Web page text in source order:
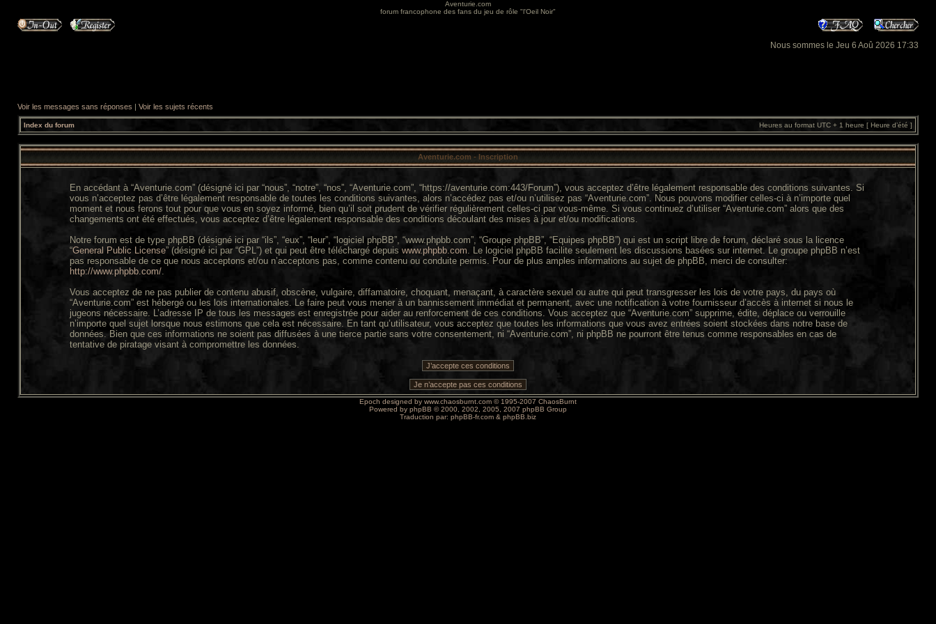
Aventurie.com
forum francophone des fans du jeu de rôle "l'Oeil Noir"
Nous sommes le Jeu 6 Aoû 2026 17:33
Voir les messages sans réponses | Voir les sujets récents
Index du forum Heures au format UTC + 1 heure [ Heure d’été ]
Aventurie.com - Inscription
En accédant à “Aventurie.com” (désigné ici par “nous”, “notre”, “nos”, “Aventurie.com”, “https://aventurie.com:443/Forum”), vous acceptez d’être légalement responsable des conditions suivantes. Si
vous n’acceptez pas d’être légalement responsable de toutes les conditions suivantes, alors n’accédez pas et/ou n’utilisez pas “Aventurie.com”. Nous pouvons modifier celles-ci à n’importe quel
moment et nous ferons tout pour que vous en soyez informé, bien qu’il soit prudent de vérifier régulièrement celles-ci par vous-même. Si vous continuez d’utiliser “Aventurie.com” alors que des
changements ont été effectués, vous acceptez d’être légalement responsable des conditions découlant des mises à jour et/ou modifications.
Notre forum est de type phpBB (désigné ici par “ils”, “eux”, “leur”, “logiciel phpBB”, “www.phpbb.com”, “Groupe phpBB”, “Equipes phpBB”) qui est un script libre de forum, déclaré sous la licence
“General Public License” (désigné ici par “GPL”) et qui peut être téléchargé depuis www.phpbb.com. Le logiciel phpBB facilite seulement les discussions basées sur internet. Le groupe phpBB n’est
pas responsable de ce que nous acceptons et/ou n’acceptons pas, comme contenu ou conduite permis. Pour de plus amples informations au sujet de phpBB, merci de consulter:
http://www.phpbb.com/.
Vous acceptez de ne pas publier de contenu abusif, obscène, vulgaire, diffamatoire, choquant, menaçant, à caractère sexuel ou autre qui peut transgresser les lois de votre pays, du pays où
“Aventurie.com” est hébergé ou les lois internationales. Le faire peut vous mener à un bannissement immédiat et permanent, avec une notification à votre fournisseur d’accès à internet si nous le
jugeons nécessaire. L’adresse IP de tous les messages est enregistrée pour aider au renforcement de ces conditions. Vous acceptez que “Aventurie.com” supprime, édite, déplace ou verrouille
n’importe quel sujet lorsque nous estimons que cela est nécessaire. En tant qu’utilisateur, vous acceptez que toutes les informations que vous avez entrées soient stockées dans notre base de
données. Bien que ces informations ne soient pas diffusées à une tierce partie sans votre consentement, ni “Aventurie.com”, ni phpBB ne pourront être tenus comme responsables en cas de
tentative de piratage visant à compromettre les données.
Epoch designed by www.chaosburnt.com © 1995-2007 ChaosBurnt
Powered by phpBB © 2000, 2002, 2005, 2007 phpBB Group
Traduction par: phpBB-fr.com & phpBB.biz